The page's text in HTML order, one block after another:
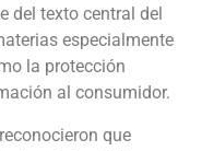
del texto central del
especialmente
la protección
al consumidor.
que